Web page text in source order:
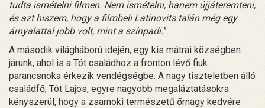
tudta ismételni filmen. Nem ismételni, hanem újjáteremteni,
és azt hiszem, hogy a filmbeli Latinovits talán még egy
árnyalattal jobb volt, mint a színpadi.”
A második világháború idején, egy kis mátrai községben
járunk, ahol is a Tót családhoz a fronton lévő fiuk
parancsnoka érkezik vendégségbe. A nagy tiszteletben álló
családfő, Tót Lajos, egyre nagyobb megaláztatásokra
kényszerül, hogy a zsarnoki természetű őrnagy kedvére